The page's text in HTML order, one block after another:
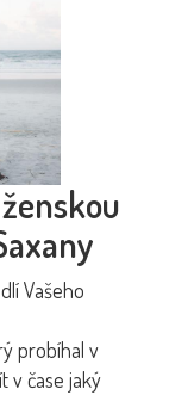
Vašeho
probíhal v
v čase jaký